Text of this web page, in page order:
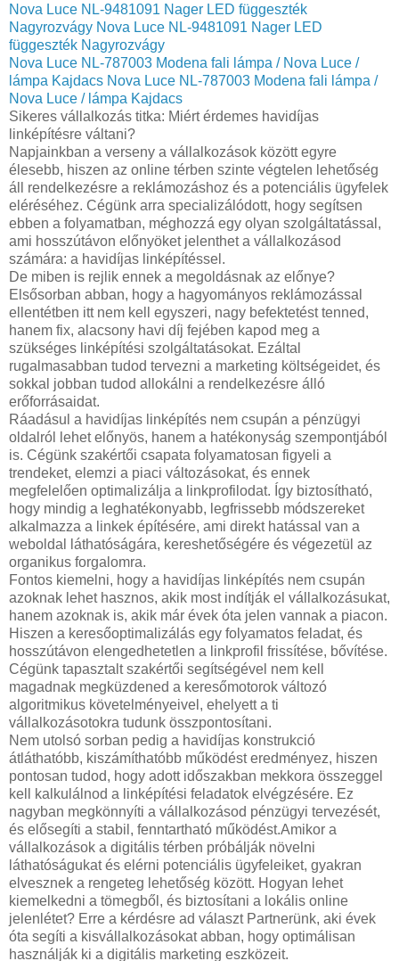
Nova Luce NL-9481091 Nager LED függeszték
Nagyrozvágy Nova Luce NL-9481091 Nager LED
függeszték Nagyrozvágy
Nova Luce NL-787003 Modena fali lámpa / Nova Luce /
lámpa Kajdacs Nova Luce NL-787003 Modena fali lámpa /
Nova Luce / lámpa Kajdacs
Sikeres vállalkozás titka: Miért érdemes havidíjas
linképítésre váltani?
Napjainkban a verseny a vállalkozások között egyre
élesebb, hiszen az online térben szinte végtelen lehetőség
áll rendelkezésre a reklámozáshoz és a potenciális ügyfelek
eléréséhez. Cégünk arra specializálódott, hogy segítsen
ebben a folyamatban, méghozzá egy olyan szolgáltatással,
ami hosszútávon előnyöket jelenthet a vállalkozásod
számára: a havidíjas linképítéssel.
De miben is rejlik ennek a megoldásnak az előnye?
Elsősorban abban, hogy a hagyományos reklámozással
ellentétben itt nem kell egyszeri, nagy befektetést tenned,
hanem fix, alacsony havi díj fejében kapod meg a
szükséges linképítési szolgáltatásokat. Ezáltal
rugalmasabban tudod tervezni a marketing költségeidet, és
sokkal jobban tudod allokálni a rendelkezésre álló
erőforrásaidat.
Ráadásul a havidíjas linképítés nem csupán a pénzügyi
oldalról lehet előnyös, hanem a hatékonyság szempontjából
is. Cégünk szakértői csapata folyamatosan figyeli a
trendeket, elemzi a piaci változásokat, és ennek
megfelelően optimalizálja a linkprofilodat. Így biztosítható,
hogy mindig a leghatékonyabb, legfrissebb módszereket
alkalmazza a linkek építésére, ami direkt hatással van a
weboldal láthatóságára, kereshetőségére és végezetül az
organikus forgalomra.
Fontos kiemelni, hogy a havidíjas linképítés nem csupán
azoknak lehet hasznos, akik most indítják el vállalkozásukat,
hanem azoknak is, akik már évek óta jelen vannak a piacon.
Hiszen a keresőoptimalizálás egy folyamatos feladat, és
hosszútávon elengedhetetlen a linkprofil frissítése, bővítése.
Cégünk tapasztalt szakértői segítségével nem kell
magadnak megküzdened a keresőmotorok változó
algoritmikus követelményeivel, ehelyett a ti
vállalkozásotokra tudunk összpontosítani.
Nem utolsó sorban pedig a havidíjas konstrukció
átláthatóbb, kiszámíthatóbb működést eredményez, hiszen
pontosan tudod, hogy adott időszakban mekkora összeggel
kell kalkulálnod a linképítési feladatok elvégzésére. Ez
nagyban megkönnyíti a vállalkozásod pénzügyi tervezését,
és elősegíti a stabil, fenntartható működést.Amikor a
vállalkozások a digitális térben próbálják növelni
láthatóságukat és elérni potenciális ügyfeleiket, gyakran
elvesznek a rengeteg lehetőség között. Hogyan lehet
kiemelkedni a tömegből, és biztosítani a lokális online
jelenlétet? Erre a kérdésre ad választ Partnerünk, aki évek
óta segíti a kisvállalkozásokat abban, hogy optimálisan
használják ki a digitális marketing eszközeit.